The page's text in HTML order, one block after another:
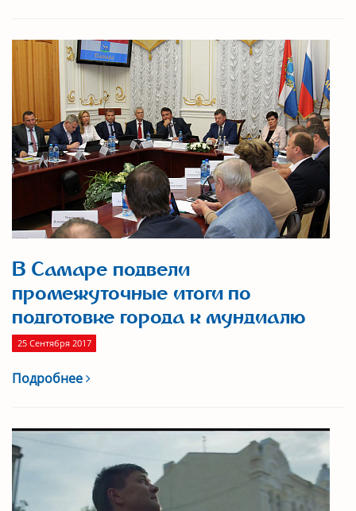
В Самаре подвели
промежуточные итоги по
подготовке города к мундиалю
25 Сентября 2017
Подробнее